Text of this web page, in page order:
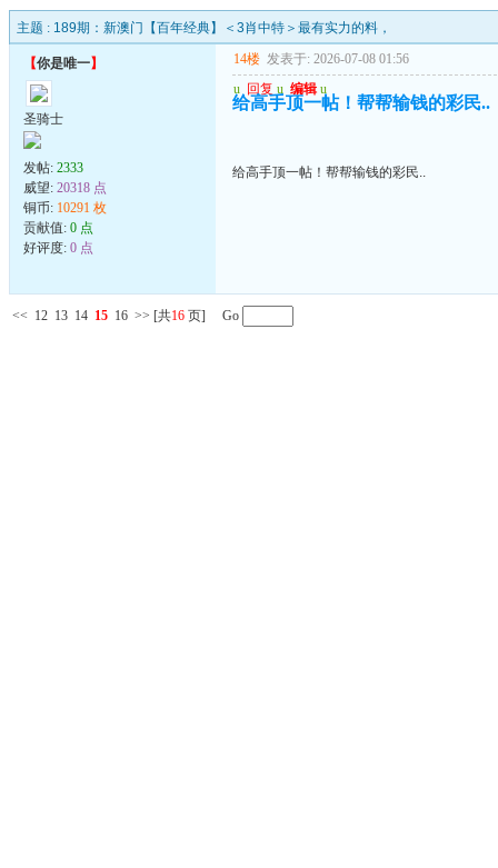
主题 : 189期：新澳门【百年经典】＜3肖中特＞最有实力的料，
【你是唯一】
圣骑士
发帖: 2333
威望: 20318 点
铜币: 10291 枚
贡献值: 0 点
好评度: 0 点
14楼 发表于: 2026-07-08 01:56
u 回复 u 编辑 u
给高手顶一帖！帮帮输钱的彩民..
给高手顶一帖！帮帮输钱的彩民..
<< 12 13 14 15 16 >> [共16 页] Go